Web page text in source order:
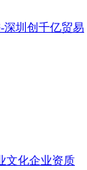
文化企业资质